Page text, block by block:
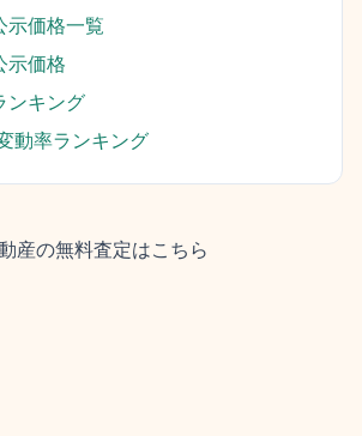
示価格一覧
示価格
ンキング
動率ランキング
産の無料査定はこちら